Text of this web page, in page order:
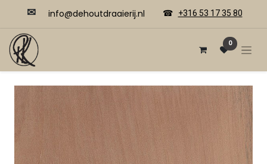
✉ ​​info@dehoutdraaierij.nl ☎ +316 53 17 35 80
0